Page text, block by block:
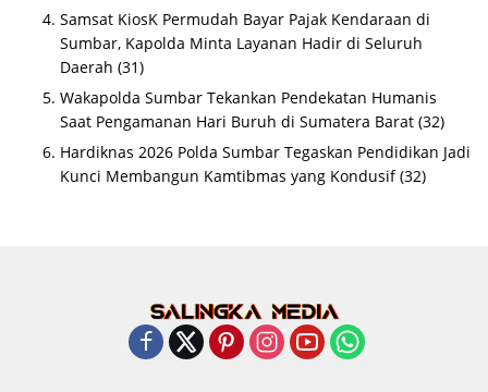
Samsat KiosK Permudah Bayar Pajak Kendaraan di
Sumbar, Kapolda Minta Layanan Hadir di Seluruh
Daerah (31)
Wakapolda Sumbar Tekankan Pendekatan Humanis
Saat Pengamanan Hari Buruh di Sumatera Barat (32)
Hardiknas 2026 Polda Sumbar Tegaskan Pendidikan Jadi
Kunci Membangun Kamtibmas yang Kondusif (32)